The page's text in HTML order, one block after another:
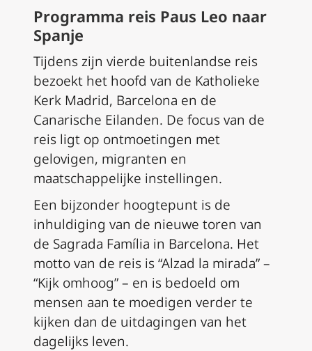
Programma reis Paus Leo naar
Spanje
Tijdens zijn vierde buitenlandse reis
bezoekt het hoofd van de Katholieke
Kerk Madrid, Barcelona en de
Canarische Eilanden. De focus van de
reis ligt op ontmoetingen met
gelovigen, migranten en
maatschappelijke instellingen.
Een bijzonder hoogtepunt is de
inhuldiging van de nieuwe toren van
de Sagrada Família in Barcelona. Het
motto van de reis is “Alzad la mirada” –
“Kijk omhoog” – en is bedoeld om
mensen aan te moedigen verder te
kijken dan de uitdagingen van het
dagelijks leven.